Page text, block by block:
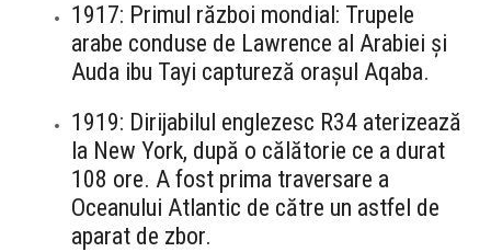
1917: Primul război mondial: Trupele
arabe conduse de Lawrence al Arabiei și
Auda ibu Tayi captureză orașul Aqaba.
1919: Dirijabilul englezesc R34 aterizează
la New York, după o călătorie ce a durat
108 ore. A fost prima traversare a
Oceanului Atlantic de către un astfel de
aparat de zbor.